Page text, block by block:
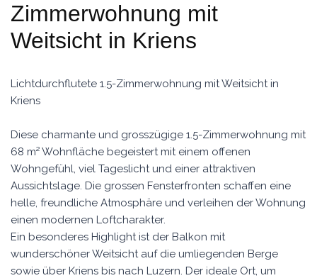
Zimmerwohnung mit
Weitsicht in Kriens
Lichtdurchflutete 1.5-Zimmerwohnung mit Weitsicht in
Kriens
Diese charmante und grosszügige 1.5-Zimmerwohnung mit
68 m² Wohnfläche begeistert mit einem offenen
Wohngefühl, viel Tageslicht und einer attraktiven
Aussichtslage. Die grossen Fensterfronten schaffen eine
helle, freundliche Atmosphäre und verleihen der Wohnung
einen modernen Loftcharakter.
Ein besonderes Highlight ist der Balkon mit
wunderschöner Weitsicht auf die umliegenden Berge
sowie über Kriens bis nach Luzern. Der ideale Ort, um